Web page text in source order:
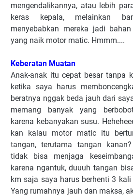
mengendalikannya, atau lebih
keras kepala, melainkan
menyebabkan mereka jadi
yang naik motor matic. Hmmm....
Keberatan Muatan
Anak-anak itu cepat besar tanpa
ketika saya harus
beratnya nggak beda jauh dari
memang banyak yang
karena kebanyakan susu.
kan kalau motor matic itu
tangan, terutama tangan
tidak bisa menjaga
karena ngantuk, duuuh tangan
km saja saya harus berhenti 3
Yang rumahnya jauh dan maksa,